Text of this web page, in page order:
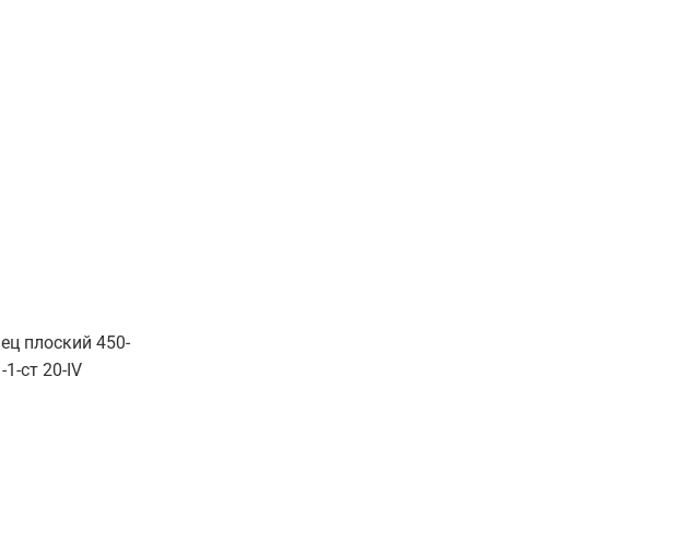
плоский 450-
1-ст 20-IV